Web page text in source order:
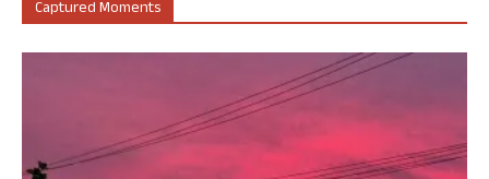
Captured Moments